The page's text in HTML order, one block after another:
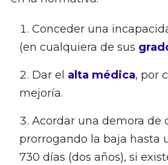
Conceder una
(en cualquiera de sus
Dar el alta médica, por
mejoría.
Acordar una demora de
prorrogando la baja hasta
730 días (dos años), si